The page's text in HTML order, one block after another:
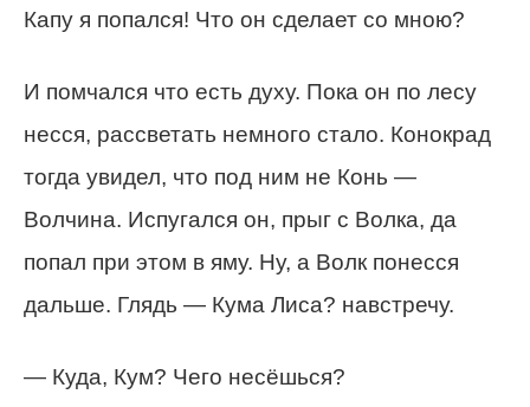
Капу я попался! Что он сделает со мною?
И помчался что есть духу. Пока он по лесу
несся, рассветать немного стало. Конокрад
тогда увидел, что под ним не Конь —
Волчина. Испугался он, прыг с Волка, да
попал при этом в яму. Ну, а Волк понесся
дальше. Глядь — Кума Лиса? навстречу.
— Куда, Кум? Чего несёшься?